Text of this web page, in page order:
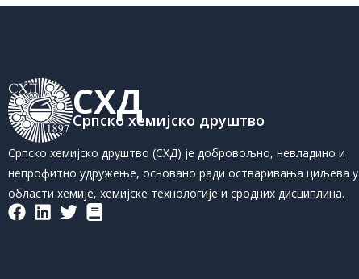
СХД
Српско хемијско друштво
Српско хемијско друштво (СХД) је добровољно, невладино и
непрофитно удружење, основано ради остваривања циљева у
области хемије, хемијске технологије и сродних дисциплина.